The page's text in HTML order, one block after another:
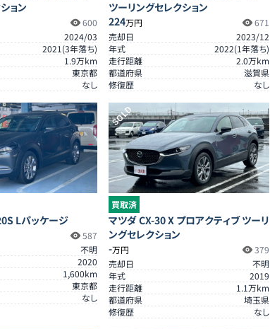
ョン
600
2024/03
2021(3年落ち)
1.9万km
東京都
なし
ツーリングセレクション
224万円
671
売却日
2023/12
年式
2022(1年落ち)
走行距離
2.0万km
都道府県
滋賀県
修復歴
なし
Lパッケージ
587
不明
2020
1,600km
東京都
なし
SOLD
買取済
マツダ CX-30 X プロアクティブ ツーリ
ングセレクション
-万円
379
売却日
不明
年式
2019
走行距離
1.1万km
都道府県
埼玉県
修復歴
なし